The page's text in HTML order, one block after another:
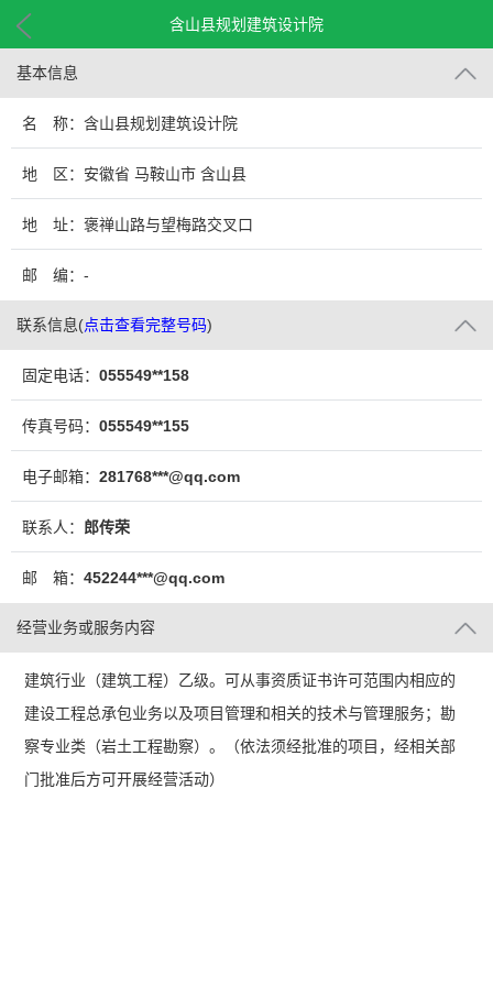
含山县规划建筑设计院
基本信息
名 称：含山县规划建筑设计院
地 区：安徽省 马鞍山市 含山县
地 址：褒禅山路与望梅路交叉口
邮 编：-
联系信息(点击查看完整号码)
固定电话： 055549**158
传真号码： 055549**155
电子邮箱： 281768***@qq.com
联系人： 郎传荣
邮 箱： 452244***@qq.com
经营业务或服务内容
建筑行业（建筑工程）乙级。可从事资质证书许可范围内相应的
建设工程总承包业务以及项目管理和相关的技术与管理服务；勘
察专业类（岩土工程勘察）。（依法须经批准的项目，经相关部
门批准后方可开展经营活动）